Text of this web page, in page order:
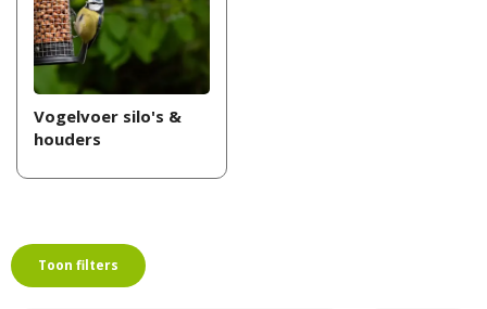
Vogelvoer silo's &
houders
Toon filters